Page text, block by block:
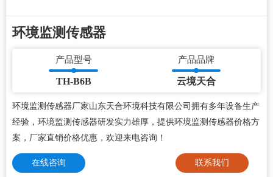
环境监测传感器
产品型号
TH-B6B
产品品牌
云境天合
环境监测传感器厂家山东天合环境科技有限公司拥有多年设备生产
经验，环境监测传感器研发实力雄厚，提供环境监测传感器价格方
案，厂家直销价格优惠，欢迎来电咨询！
在线咨询 联系我们